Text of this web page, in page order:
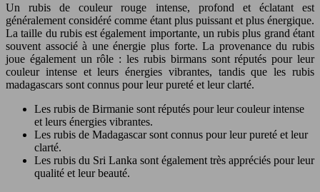
Un rubis de couleur rouge intense, profond et éclatant est
généralement considéré comme étant plus puissant et plus énergique.
La taille du rubis est également importante, un rubis plus grand étant
souvent associé à une énergie plus forte. La provenance du rubis
joue également un rôle : les rubis birmans sont réputés pour leur
couleur intense et leurs énergies vibrantes, tandis que les rubis
madagascars sont connus pour leur pureté et leur clarté.
Les rubis de Birmanie sont réputés pour leur couleur intense
et leurs énergies vibrantes.
Les rubis de Madagascar sont connus pour leur pureté et leur
clarté.
Les rubis du Sri Lanka sont également très appréciés pour leur
qualité et leur beauté.